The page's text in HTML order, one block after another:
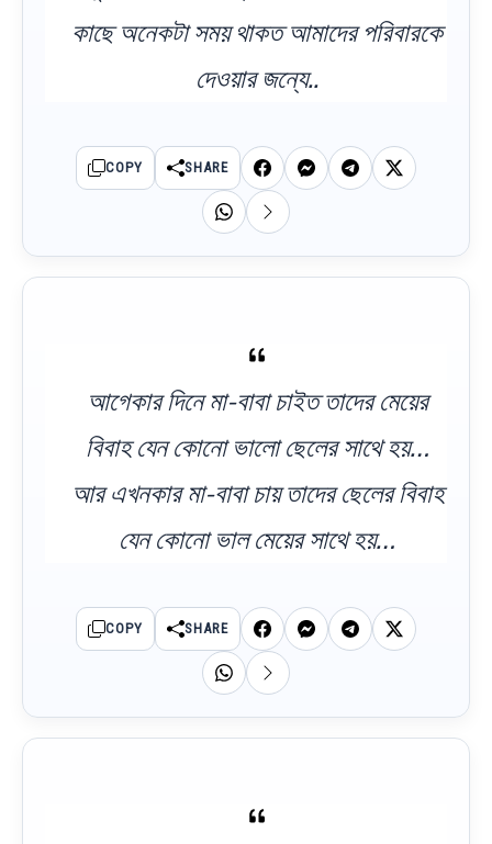
কাছে অনেকটা সময় থাকত আমাদের পরিবারকে
দেওয়ার জন্যে..
COPY SHARE
আগেকার দিনে মা-বাবা চাইত তাদের মেয়ের
বিবাহ যেন কোনো ভালো ছেলের সাথে হয়…
আর এখনকার মা-বাবা চায় তাদের ছেলের বিবাহ
যেন কোনো ভাল মেয়ের সাথে হয়…
COPY SHARE